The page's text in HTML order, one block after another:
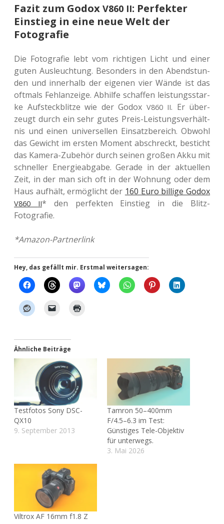
Fazit zum Godox V860 II: Perfekter
Einstieg in eine neue Welt der
Fotografie
Die Foto­gra­fie lebt vom rich­ti­gen Licht und einer
guten Aus­leuch­tung. Beson­ders in den Abend­stun­
den und inner­halb der eige­nen vier Wände ist das
oft­mals Fehl­an­zei­ge. Abhil­fe schaf­fen leis­tungs­star­
ke Auf­steck­blit­ze wie der Godox V860 II. Er über­
zeugt durch ein sehr gutes Preis-Leis­tungs­ver­hält­
nis und einen uni­ver­sel­len Ein­satz­be­reich. Obwohl
das Gewicht im ersten Moment abschreckt, besticht
das Kamera-Zube­hör durch seinen großen Akku mit
schnel­ler Ener­gie­ab­ga­be. Gerade in der aktu­el­len
Zeit, in der man sich oft in der Woh­nung oder dem
Haus auf­hält, ermög­licht der 160 Euro bil­li­ge Godox
V860 II* den per­fek­ten Ein­stieg in die Blitz-
Fotografie.
*Amazon-Part­ner­link
Hey, das gefällt mir. Erstmal weitersagen:
Ähnliche Beiträge
Testfotos Sony DSC-
QX10
9. September 2013
Tamron 50–400mm
F/4.5–6.3 im Test:
Günstiges Tele-Objektiv
für unterwegs.
3. Mai 2026
Viltrox AF 16mm f1.8 Z